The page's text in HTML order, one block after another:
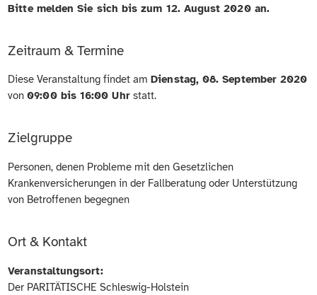
Bitte melden Sie sich bis zum 12. August 2020 an.
Zeitraum & Termine
Diese Veranstaltung findet amDienstag, 08. September 2020
von09:00 bis 16:00 Uhrstatt.
Zielgruppe
Personen, denen Probleme mit den Gesetzlichen
Krankenversicherungen in der Fallberatung oder Unterstützung
von Betroffenen begegnen
Ort & Kontakt
Veranstaltungsort:
Der PARITÄTISCHE Schleswig-Holstein